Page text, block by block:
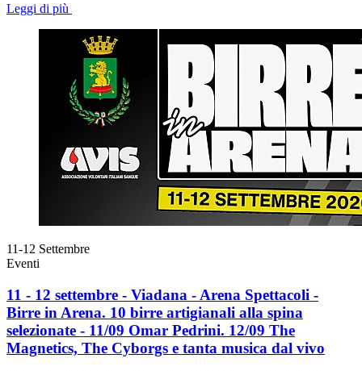
Leggi di più
11-12 Settembre
Eventi
11 - 12 settembre - Viadana - Arena Spettacoli -
Birre in Arena. 10 birre artigianali alla spina
selezionate - 11/09 Omar Pedrini. 12/09 The
Magnetics, The Cyborgs e tanta musica dal vivo